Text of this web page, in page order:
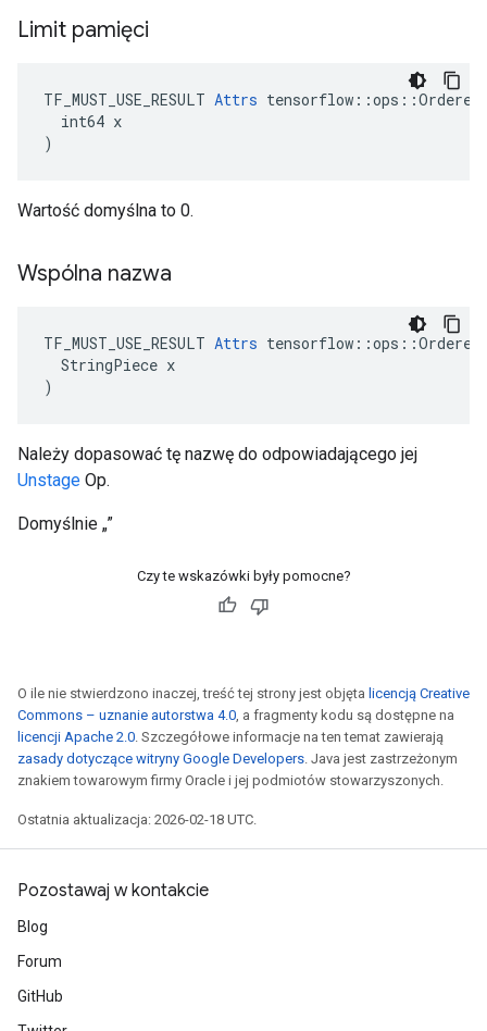
Limit pamięci
TF_MUST_USE_RESULT Attrs
  int64 x
)
Wartość domyślna to 0.
Wspólna nazwa
TF_MUST_USE_RESULT Attrs
  StringPiece x
)
Należy dopasować tę nazwę do odpowiadającego jej
Unstage Op.
Domyślnie „”
Czy te wskazówki były pomocne?
O ile nie stwierdzono inaczej, treść tej strony jest objęta licencją Creative
Commons – uznanie autorstwa 4.0, a fragmenty kodu są dostępne na
licencji Apache 2.0. Szczegółowe informacje na ten temat zawierają
zasady dotyczące witryny Google Developers. Java jest zastrzeżonym
znakiem towarowym firmy Oracle i jej podmiotów stowarzyszonych.
Ostatnia aktualizacja: 2026-02-18 UTC.
Pozostawaj w kontakcie
Blog
Forum
GitHub